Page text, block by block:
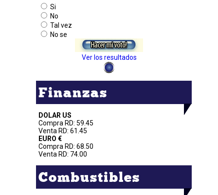
Si
No
Tal vez
No se
Ver los resultados
Finanzas
DOLAR US
Compra RD: 59.45
Venta RD: 61.45
EURO €
Compra RD: 68.50
Venta RD: 74.00
Combustibles